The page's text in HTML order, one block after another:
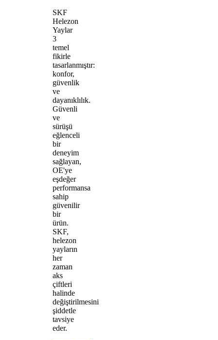
SKF
Helezon
Yaylar
3
temel
fikirle
tasarlanmıştır:
konfor,
güvenlik
ve
dayanıklılık.
Güvenli
ve
sürüşü
eğlenceli
bir
deneyim
sağlayan,
OE'ye
eşdeğer
performansa
sahip
güvenilir
bir
ürün.
SKF,
helezon
yayların
her
zaman
aks
çiftleri
halinde
değiştirilmesini
şiddetle
tavsiye
eder.